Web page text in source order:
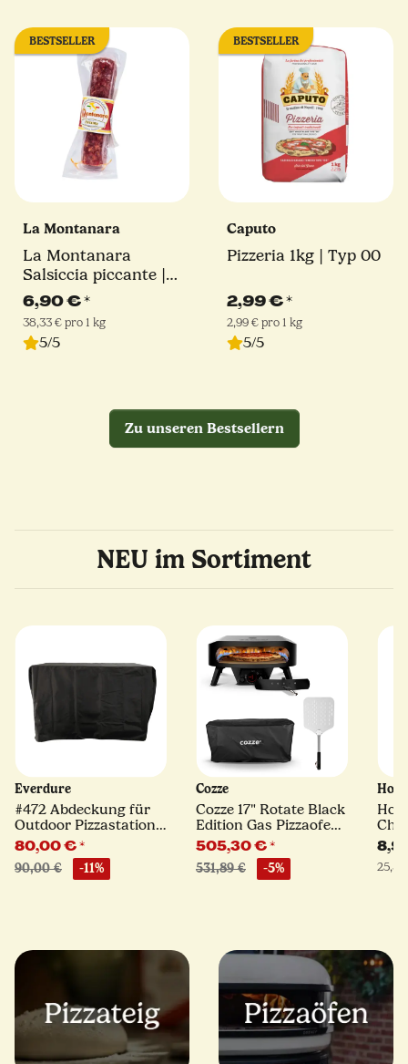
BESTSELLER
La Montanara
La Montanara
Salsiccia piccante |
180 g
6,90 €*
38,33 € pro 1 kg
5/5
BESTSELLER
Caputo
Pizzeria 1kg | Typ 00
2,99 €*
2,99 € pro 1 kg
5/5
Zu unseren Bestsellern
NEU im Sortiment
Everdure
#472 Abdeckung für
Outdoor Pizzastation |
Everdure
80,00 €*
90,00 € -11%
Cozze
Cozze 17" Rotate Black
Edition Gas Pizzaofen |
Komfort-Paket
505,30 €*
531,89 € -5% 25,32